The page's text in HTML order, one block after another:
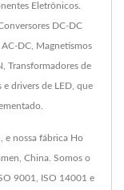
Eletrônicos.
DC-DC
DC, Magnetismos
Transformadores de
drivers de LED, que
e nossa fábrica Ho
China. Somos o
9001, ISO 14001 e